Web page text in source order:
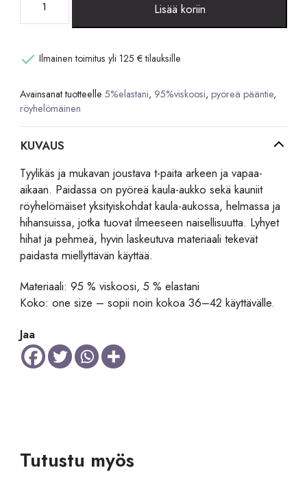
Lisää koriin
Ilmainen toimitus yli 125 € tilauksille
Avainsanat tuotteelle5%elastani, 95%viskoosi,pyöreä pääntie,
röyhelömäinen
KUVAUS
Tyylikäs ja mukavan joustava t-paita arkeen ja vapaa-
aikaan. Paidassa on pyöreä kaula-aukko sekä kauniit
röyhelömäiset yksityiskohdat kaula-aukossa, helmassa ja
hihansuissa, jotka tuovat ilmeeseen naisellisuutta. Lyhyet
hihat ja pehmeä, hyvin laskeutuva materiaali tekevät
paidasta miellyttävän käyttää.
Materiaali: 95 % viskoosi, 5 % elastani
Koko: one size – sopii noin kokoa 36–42 käyttävälle.
Jaa
Tutustu myös